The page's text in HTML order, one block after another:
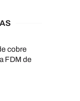
cobre
FDM de